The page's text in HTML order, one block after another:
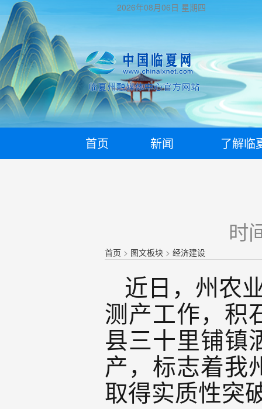
2026年08月06日 星期四
首页 新闻 了解临
时
首页 > 图文板块 >经济建设
近日，州农
测产工作，积
县三十里铺镇
产，标志着我
取得实质性突